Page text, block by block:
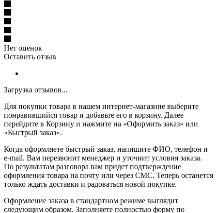
Нет оценок
Оставить отзыв
Загрузка отзывов...
Для покупки товара в нашем интернет-магазине выберите
понравившийся товар и добавьте его в корзину. Далее
перейдите в Корзину и нажмите на «Оформить заказ» или
«Быстрый заказ».
Когда оформляете быстрый заказ, напишите ФИО, телефон и
e-mail. Вам перезвонит менеджер и уточнит условия заказа.
По результатам разговора вам придет подтверждение
оформления товара на почту или через СМС. Теперь останется
только ждать доставки и радоваться новой покупке.
Оформление заказа в стандартном режиме выглядит
следующим образом. Заполняете полностью форму по